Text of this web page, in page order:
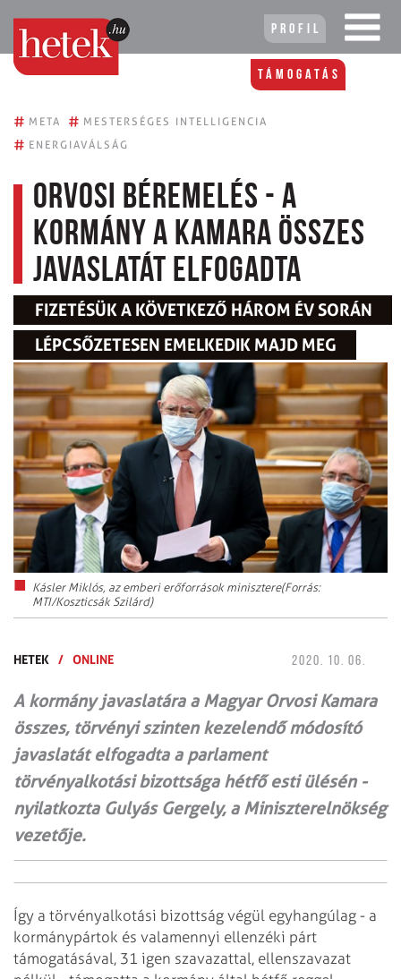
Profil
Támogatás
# META # MESTERSÉGES INTELLIGENCIA
# ENERGIAVÁLSÁG
Orvosi béremelés - a
kormány a kamara összes
javaslatát elfogadta
FIZETÉSÜK A KÖVETKEZŐ HÁROM ÉV SORÁN
LÉPCSŐZETESEN EMELKEDIK MAJD MEG
Kásler Miklós, az emberi erőforrások minisztere(Forrás:
MTI/Koszticsák Szilárd)
HETEK / ONLINE 2020. 10. 06.
A kormány javaslatára a Magyar Orvosi Kamara
összes, törvényi szinten kezelendő módosító
javaslatát elfogadta a parlament
törvényalkotási bizottsága hétfő esti ülésén -
nyilatkozta Gulyás Gergely, a Miniszterelnökség
vezetője.
Így a törvényalkotási bizottság végül egyhangúlag - a
kormánypártok és valamennyi ellenzéki párt
támogatásával, 31 igen szavazattal, ellenszavazat